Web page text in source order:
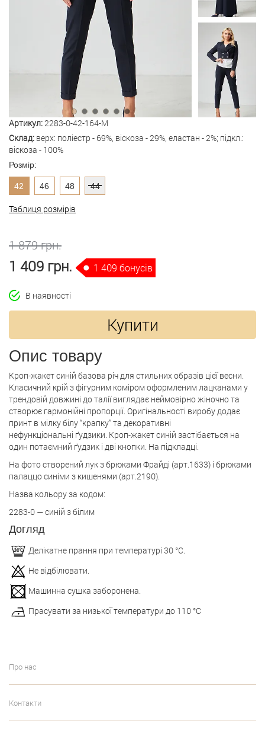
Артикул:2283-0-42-164-M
Склад: верх: поліестр - 69%, віскоза - 29%, еластан - 2%; підкл.:
віскоза - 100%
Розмір:
42 46 48 44
Таблиця розмірів
1 879 грн.
1 409 грн. 1 409 бонусів
В наявності
Купити
Опис товару
Кроп-жакет синій базова річ для стильних образів цієї весни.
Класичний крій з фігурним коміром оформленим лацканами у
трендовій довжині до талії виглядає неймовірно жіночно та
створює гармонійні пропорції. Оригінальності виробу додає
принт в мілку білу “крапку” та декоративні
нефункціональні ґудзики. Кроп-жакет синій застібається на
один потаємний ґудзик і дві кнопки. На підкладці.
На фото створений лук з брюками Фрайді (арт.1633) і брюками
палаццо синіми з кишенями (арт.2190).
Назва кольору за кодом:
2283-0 — синій з білим
Догляд
Делікатне прання при температурі 30 °С.
Не відбілювати.
Машинна сушка заборонена.
Прасувати за низької температури до 110 °С
Про нас
Контакти